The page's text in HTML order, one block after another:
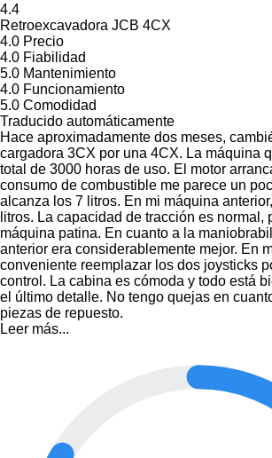
4.4
Retroexcavadora JCB 4CX
4.0 Precio
4.0 Fiabilidad
5.0 Mantenimiento
4.0 Funcionamiento
5.0 Comodidad
Traducido automáticamente
Hace aproximadamente dos meses,
cargadora 3CX por una 4CX. La máquina
total de 3000 horas de uso. El motor
consumo de combustible me parece un
alcanza los 7 litros. En mi máquina
litros. La capacidad de tracción es normal,
máquina patina. En cuanto a la
anterior era considerablemente mejor. En
conveniente reemplazar los dos joysticks
control. La cabina es cómoda y todo está
el último detalle. No tengo quejas en
piezas de repuesto.
Leer más...